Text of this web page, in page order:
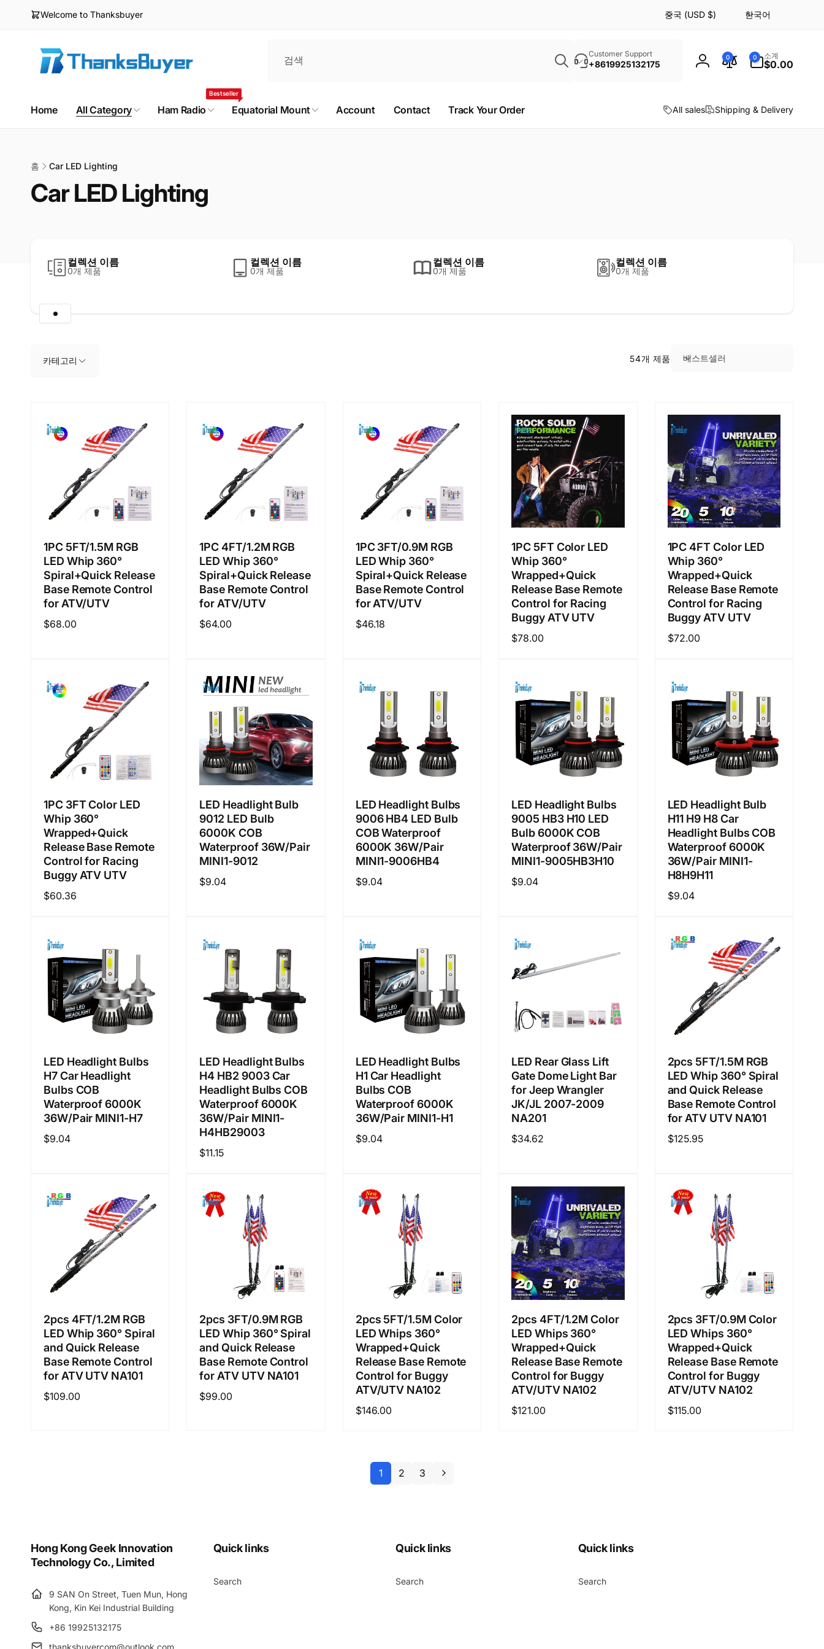
Welcome to Thanksbuyer
가
역
중국 (USD $)
어
한국어
색
Customer Support
+8619925132175
로
0 0
개
품
소계
$0.00
Home All Category Ham Radio
Bestseller
Equatorial Mount Account Contact Track Your Order All sales Shipping & Delivery
홈 Car LED Lighting
Car LED Lighting
컬렉션 이름
0개 제품
컬렉션 이름
0개 제품
컬렉션 이름
0개 제품
컬렉션 이름
0개 제품
카테고리 54개 제품
:
베스트셀러
1PC 5FT/1.5M RGB
LED Whip 360°
Spiral+Quick Release
Base Remote Control
for ATV/UTV
정
$68.00
1PC 4FT/1.2M RGB
LED Whip 360°
Spiral+Quick Release
Base Remote Control
for ATV/UTV
정
$64.00
1PC 3FT/0.9M RGB
LED Whip 360°
Spiral+Quick Release
Base Remote Control
for ATV/UTV
정
$46.18
1PC 5FT Color LED
Whip 360°
Wrapped+Quick
Release Base Remote
Control for Racing
Buggy ATV UTV
정
$78.00
1PC 4FT Color LED
Whip 360°
Wrapped+Quick
Release Base Remote
Control for Racing
Buggy ATV UTV
정
$72.00
1PC 3FT Color LED
Whip 360°
Wrapped+Quick
Release Base Remote
Control for Racing
Buggy ATV UTV
정
$60.36
LED Headlight Bulb
9012 LED Bulb
6000K COB
Waterproof 36W/Pair
MINI1-9012
정
$9.04
LED Headlight Bulbs
9006 HB4 LED Bulb
COB Waterproof
6000K 36W/Pair
MINI1-9006HB4
정
$9.04
LED Headlight Bulbs
9005 HB3 H10 LED
Bulb 6000K COB
Waterproof 36W/Pair
MINI1-9005HB3H10
정
$9.04
LED Headlight Bulb
H11 H9 H8 Car
Headlight Bulbs COB
Waterproof 6000K
36W/Pair MINI1-
H8H9H11
정
$9.04
LED Headlight Bulbs
H7 Car Headlight
Bulbs COB
Waterproof 6000K
36W/Pair MINI1-H7
정
$9.04
LED Headlight Bulbs
H4 HB2 9003 Car
Headlight Bulbs COB
Waterproof 6000K
36W/Pair MINI1-
H4HB29003
정
$11.15
LED Headlight Bulbs
H1 Car Headlight
Bulbs COB
Waterproof 6000K
36W/Pair MINI1-H1
정
$9.04
LED Rear Glass Lift
Gate Dome Light Bar
for Jeep Wrangler
JK/JL 2007-2009
NA201
정
$34.62
2pcs 5FT/1.5M RGB
LED Whip 360° Spiral
and Quick Release
Base Remote Control
for ATV UTV NA101
정
$125.95
2pcs 4FT/1.2M RGB
LED Whip 360° Spiral
and Quick Release
Base Remote Control
for ATV UTV NA101
정
$109.00
2pcs 3FT/0.9M RGB
LED Whip 360° Spiral
and Quick Release
Base Remote Control
for ATV UTV NA101
정
$99.00
2pcs 5FT/1.5M Color
LED Whips 360°
Wrapped+Quick
Release Base Remote
Control for Buggy
ATV/UTV NA102
정
$146.00
2pcs 4FT/1.2M Color
LED Whips 360°
Wrapped+Quick
Release Base Remote
Control for Buggy
ATV/UTV NA102
정
$121.00
2pcs 3FT/0.9M Color
LED Whips 360°
Wrapped+Quick
Release Base Remote
Control for Buggy
ATV/UTV NA102
정
$115.00
1 2 3
Hong Kong Geek Innovation
Technology Co., Limited
9 SAN On Street, Tuen Mun, Hong
Kong, Kin Kei Industrial Building
+86 19925132175
thanksbuyercom@outlook.com
Quick links
Search
Quick links
Search
Quick links
Search